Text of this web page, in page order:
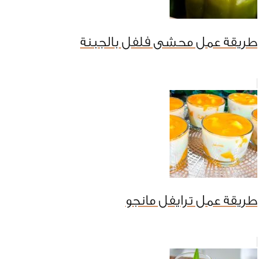
طريقة عمل محشى فلفل بالجبنة
طريقة عمل ترايفل مانجو